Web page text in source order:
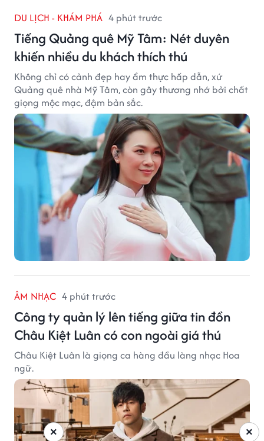
DU LỊCH - KHÁM PHÁ 4 phút trước
Tiếng Quảng quê Mỹ Tâm: Nét duyên
khiến nhiều du khách thích thú
Không chỉ có cảnh đẹp hay ẩm thực hấp dẫn, xứ
Quảng quê nhà Mỹ Tâm, còn gây thương nhớ bởi chất
giọng mộc mạc, đậm bản sắc.
ÂM NHẠC 4 phút trước
Công ty quản lý lên tiếng giữa tin đồn
Châu Kiệt Luân có con ngoài giá thú
Châu Kiệt Luân là giọng ca hàng đầu làng nhạc Hoa
ngữ.
×
×